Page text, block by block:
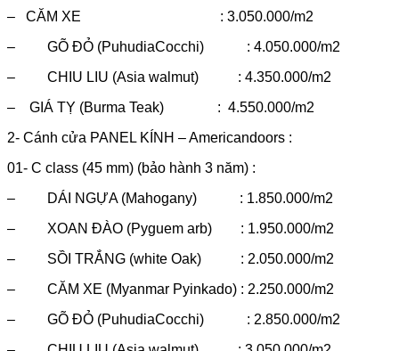
– CĂM XE : 3.050.000/m2
– GÕ ĐỎ (PuhudiaCocchi) : 4.050.000/m2
– CHIU LIU (Asia walmut) : 4.350.000/m2
– GIÁ TỴ (Burma Teak) : 4.550.000/m2
2- Cánh cửa PANEL KÍNH – Americandoors :
01- C class (45 mm) (bảo hành 3 năm) :
– DÁI NGỰA (Mahogany) : 1.850.000/m2
– XOAN ĐÀO (Pyguem arb) : 1.950.000/m2
– SỒI TRẮNG (white Oak) : 2.050.000/m2
– CĂM XE (Myanmar Pyinkado) : 2.250.000/m2
– GÕ ĐỎ (PuhudiaCocchi) : 2.850.000/m2